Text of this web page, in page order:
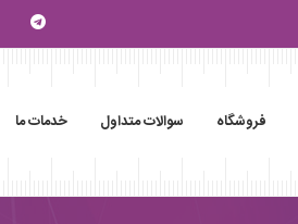
فروشگاه سوالات متداول خدمات ما